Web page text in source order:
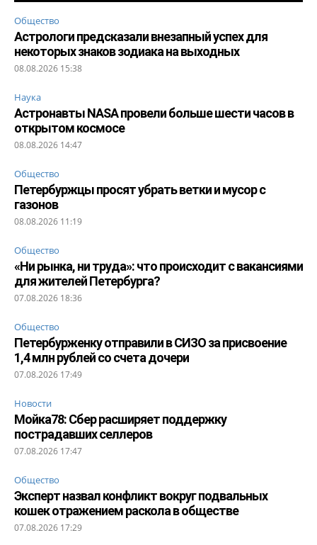
Общество
Астрологи предсказали внезапный успех для
некоторых знаков зодиака на выходных
08.08.2026 15:38
Наука
Астронавты NASA провели больше шести часов в
открытом космосе
08.08.2026 14:47
Общество
Петербуржцы просят убрать ветки и мусор с
газонов
08.08.2026 11:19
Общество
«Ни рынка, ни труда»: что происходит с вакансиями
для жителей Петербурга?
07.08.2026 18:36
Общество
Петербурженку отправили в СИЗО за присвоение
1,4 млн рублей со счета дочери
07.08.2026 17:49
Новости
Мойка78: Сбер расширяет поддержку
пострадавших селлеров
07.08.2026 17:47
Общество
Эксперт назвал конфликт вокруг подвальных
кошек отражением раскола в обществе
07.08.2026 17:29